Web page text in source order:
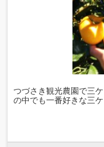
つづさき観光農園で三
の中でも一番好きな三